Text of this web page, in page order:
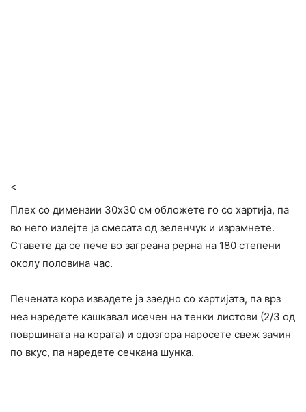
<
Плех со димензии 30х30 см обложете го со хартија, па
во него излејте ја смесата од зеленчук и израмнете.
Ставете да се пече во загреана рерна на 180 степени
околу половина час.
Печената кора извадете ја заедно со хартијата, па врз
неа наредете кашкавал исечен на тенки листови (2/3 од
површината на кората) и одозгора наросете свеж зачин
по вкус, па наредете сечкана шунка.